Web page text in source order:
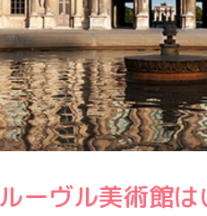
ーヴル美術館